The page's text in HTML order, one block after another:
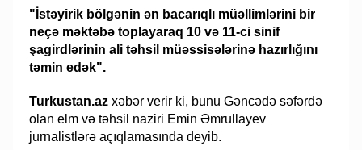
"İstəyirik bölgənin ən bacarıqlı müəllimlərini bir
neçə məktəbə toplayaraq 10 və 11-ci sinif
şagirdlərinin ali təhsil müəssisələrinə hazırlığını
təmin edək".
Turkustan.azxəbər verir ki, bunu Gəncədə səfərdə
olan elm və təhsil naziri Emin Əmrullayev
jurnalistlərə açıqlamasında deyib.